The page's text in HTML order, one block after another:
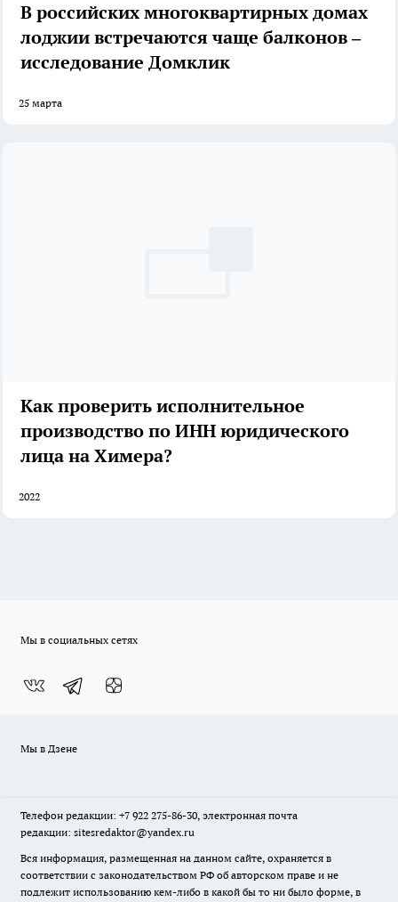
В российских многоквартирных домах
лоджии встречаются чаще балконов –
исследование Домклик
25 марта
Как проверить исполнительное
производство по ИНН юридического
лица на Химера?
2022
Мы в социальных сетях
Мы в Дзене
Телефон редакции: +7 922 275-86-30, электронная почта
редакции: sitesredaktor@yandex.ru
Вся информация, размещенная на данном сайте, охраняется в
соответствии с законодательством РФ об авторском праве и не
подлежит использованию кем-либо в какой бы то ни было форме, в